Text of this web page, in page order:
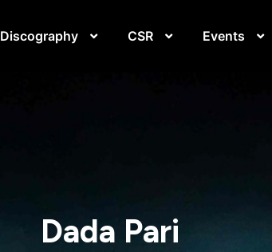
Discography CSR Events
Dada Pari